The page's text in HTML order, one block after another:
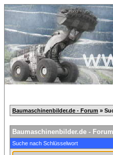
Baumaschinenbilder.de - Forum »
Baumaschinenbilder.de -
Suche nach Schlüsselwort